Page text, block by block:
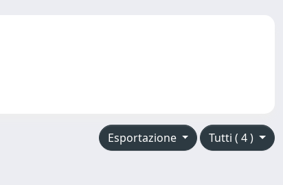
Tutti ( 4 )
Esportazione